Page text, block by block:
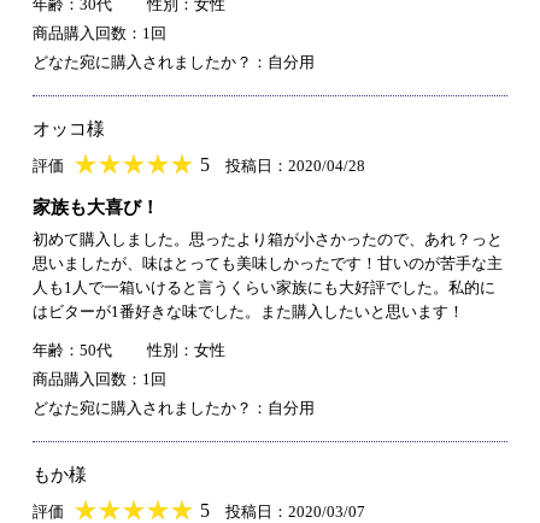
年齢：30代
性別：女性
商品購入回数：1回
どなた宛に購入されましたか？：自分用
オッコ様
評価 ★★★★★
★★★★★ 5 投稿日：2020/04/28
家族も大喜び！
初めて購入しました。思ったより箱が小さかったので、あれ？っと
思いましたが、味はとっても美味しかったです！甘いのが苦手な主
人も1人で一箱いけると言うくらい家族にも大好評でした。私的に
はビターが1番好きな味でした。また購入したいと思います！
年齢：50代
性別：女性
商品購入回数：1回
どなた宛に購入されましたか？：自分用
もか様
評価 ★★★★★
★★★★★ 5 投稿日：2020/03/07